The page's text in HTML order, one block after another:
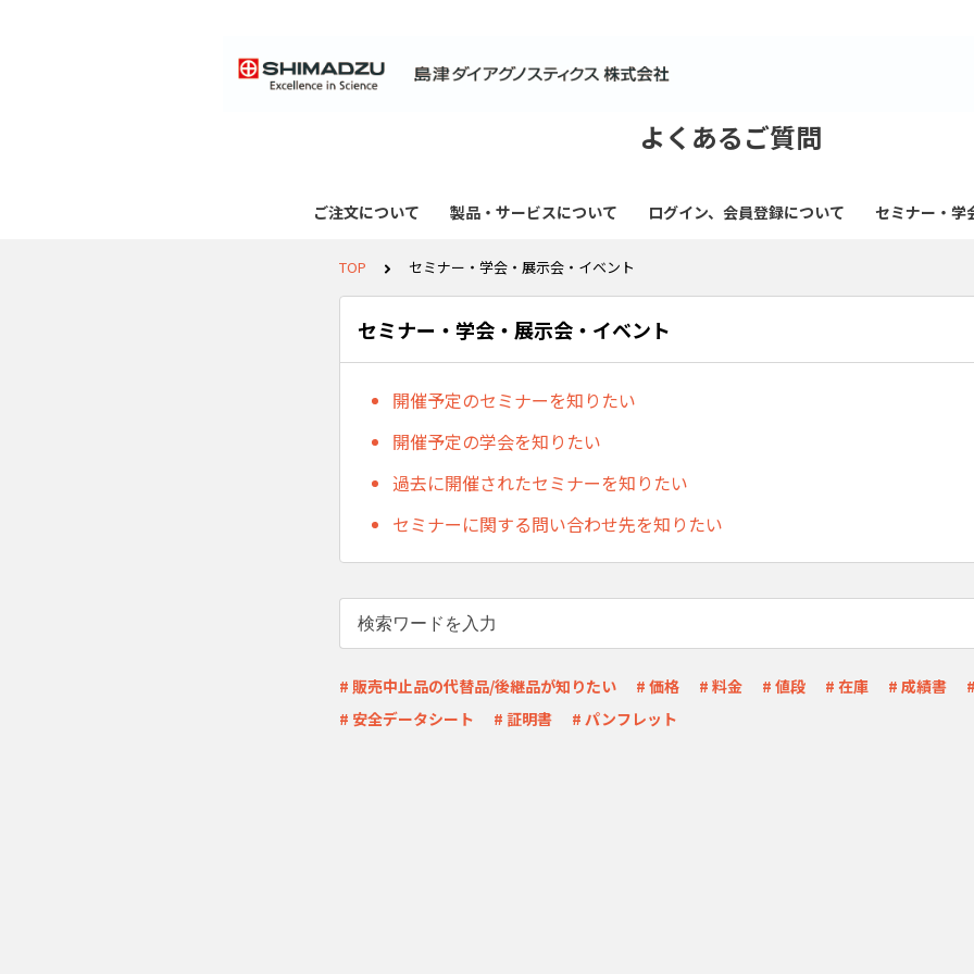
よくあるご質問
ご注文について 製品・サービスについて ログイン、会員登録について セミナー・学
TOP セミナー・学会・展示会・イベント
セミナー・学会・展示会・イベント
開催予定のセミナーを知りたい
開催予定の学会を知りたい
過去に開催されたセミナーを知りたい
セミナーに関する問い合わせ先を知りたい
# 販売中止品の代替品/後継品が知りたい # 価格 # 料金 # 値段 # 在庫 # 成績書
# 安全データシート
# 証明書 # パンフレット